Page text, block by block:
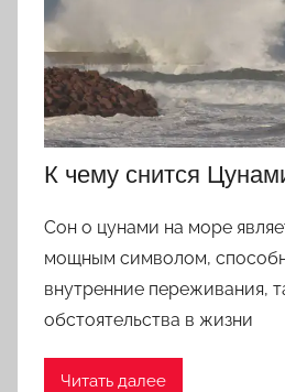
К чему снится
Сон о цунами на море
мощным символом,
внутренние переживания,
обстоятельства в жизни
Читать далее